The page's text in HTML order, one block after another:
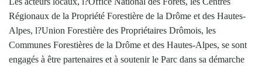
Régionaux de la Propriété Forestière de la Drôme et des Hautes-
Alpes, l?Union Forestière des Propriétaires Drômois, les
Communes Forestières de la Drôme et des Hautes-Alpes, se sont
engagés à être partenaires et à soutenir le Parc dans sa démarche